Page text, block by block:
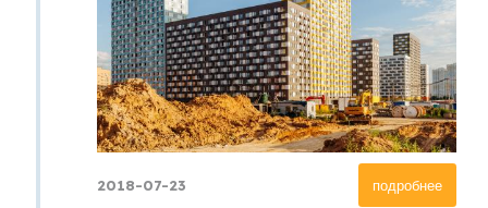
подробнее
2018-07-23